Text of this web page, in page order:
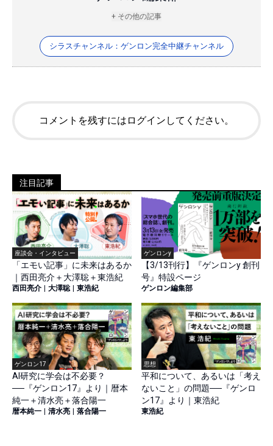
+ その他の記事
シラスチャンネル：ゲンロン完全中継チャンネル
コメントを残すにはログインしてください。
注目記事
座談会・インタビュー
「エモい記事」に未来はあるか
｜西田亮介＋大澤聡＋東浩紀
西田亮介 | 大澤聡 | 東浩紀
ゲンロンy
【3/13刊行】『ゲンロンy 創刊
号』特設ページ
ゲンロン編集部
ゲンロン17
AI研究に学会は不必要？
──『ゲンロン17』より｜暦本
純一＋清水亮＋落合陽一
暦本純一 | 清水亮 | 落合陽一
思想
平和について、あるいは「考え
ないこと」の問題──『ゲンロ
ン17』より｜東浩紀
東浩紀